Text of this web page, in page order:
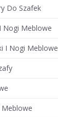
Do Szafek
Nogi Meblowe
I Nogi Meblowe